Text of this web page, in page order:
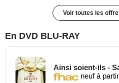
Voir toutes les
En DVD BLU-RAY
Ainsi soient-ils -
neuf à